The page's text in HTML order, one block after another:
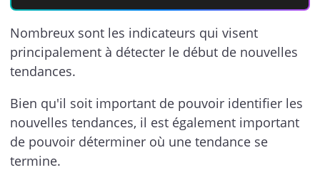
Nombreux sont les indicateurs qui visent
principalement à détecter le début de nouvelles
tendances.
Bien qu'il soit important de pouvoir identifier les
nouvelles tendances, il est également important
de pouvoir déterminer où une tendance se
termine.